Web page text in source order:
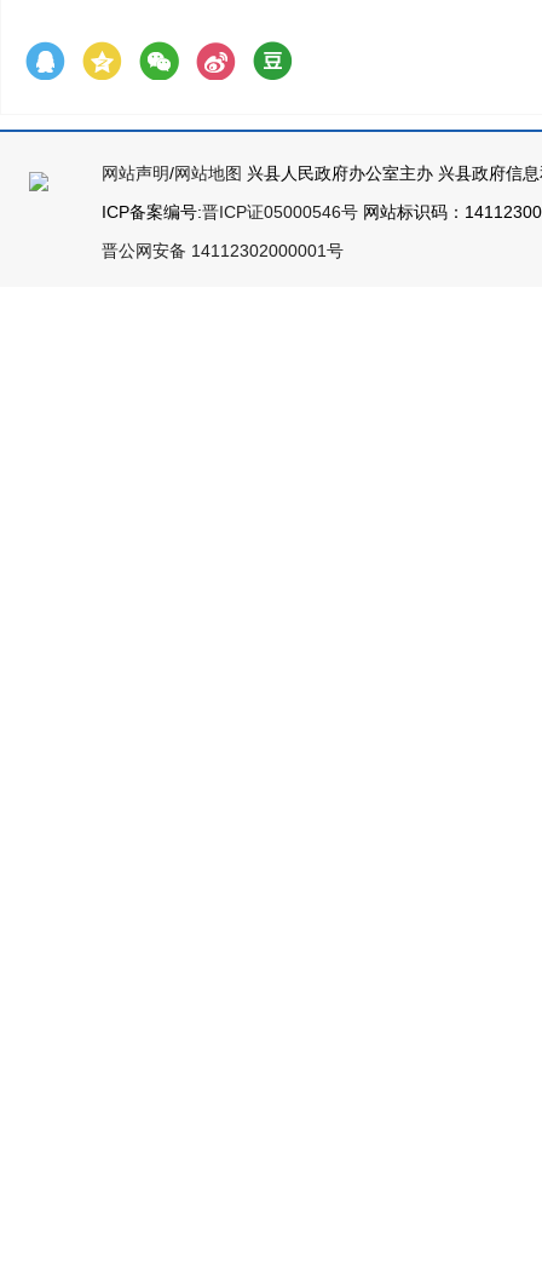
网站声明/网站地图 兴县人民政府办公室主办 兴县政府信
ICP备案编号:晋ICP证05000546号 网站标识码：
晋公网安备 14112302000001号